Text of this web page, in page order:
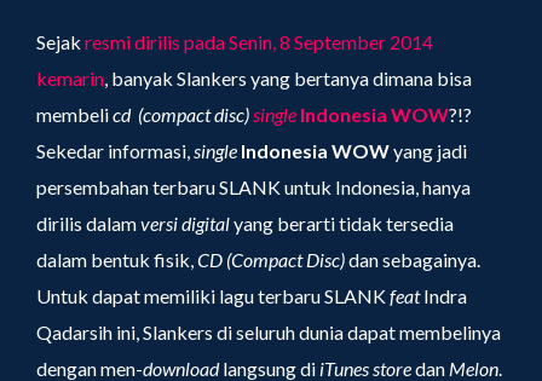
Sejak resmi dirilis pada Senin, 8 September 2014
kemarin , banyak Slankers yang bertanya dimana bisa
membelicd (compact disc) single Indonesia WOW?!?
Sekedar informasi, single Indonesia WOWyang jadi
persembahan terbaru SLANK untuk Indonesia, hanya
dirilis dalamversi digitalyang berarti tidak tersedia
dalam bentuk fisik, CD (Compact Disc)dan sebagainya.
Untuk dapat memiliki lagu terbaru SLANKfeatIndra
Qadarsih ini, Slankers di seluruh dunia dapat membelinya
dengan men-downloadlangsung di iTunes storedan Melon